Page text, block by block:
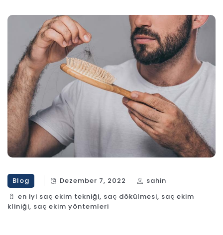
Blog Dezember 7, 2022
sahin
en iyi saç ekim tekniği, saç dökülmesi, saç ekim
kliniği, saç ekim yöntemleri